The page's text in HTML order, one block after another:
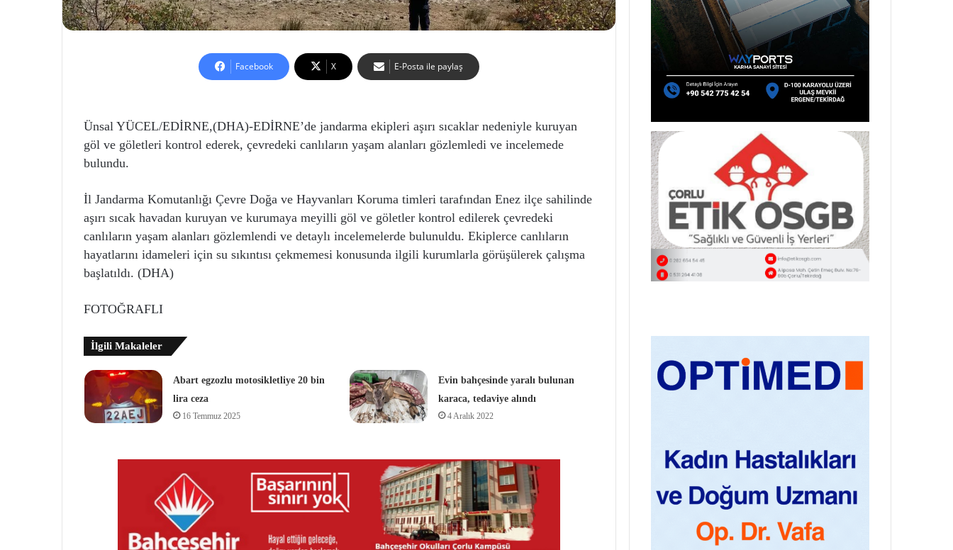
Facebook X E-Posta ile paylaş
Ünsal YÜCEL/EDİRNE,(DHA)-EDİRNE’de jandarma ekipleri aşırı sıcaklar nedeniyle kuruyan
göl ve göletleri kontrol ederek, çevredeki canlıların yaşam alanları gözlemledi ve incelemede
bulundu.
İl Jandarma Komutanlığı Çevre Doğa ve Hayvanları Koruma timleri tarafından Enez ilçe sahilinde
aşırı sıcak havadan kuruyan ve kurumaya meyilli göl ve göletler kontrol edilerek çevredeki
canlıların yaşam alanları gözlemlendi ve detaylı incelemelerde bulunuldu. Ekiplerce canlıların
hayatlarını idameleri için su sıkıntısı çekmemesi konusunda ilgili kurumlarla görüşülerek çalışma
başlatıldı. (DHA)
FOTOĞRAFLI
İlgili Makaleler
Abart egzozlu motosikletliye 20 bin
lira ceza
16 Temmuz 2025
Evin bahçesinde yaralı bulunan
karaca, tedaviye alındı
4 Aralık 2022